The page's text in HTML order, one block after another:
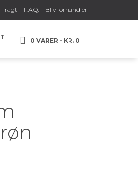
Fragt F.A.Q. Bliv forhandler
0 VARER KR. 0